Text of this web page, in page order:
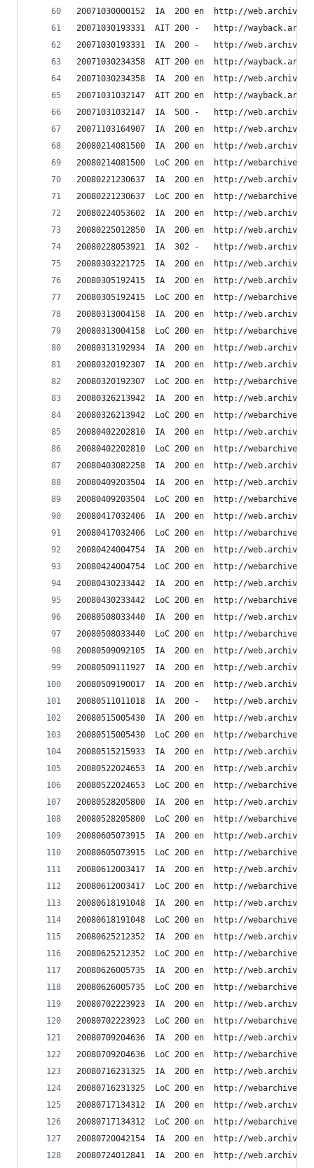
20071030000152	IA	200
20071030193331	AIT	200
20071030193331	IA	200	-
20071030234358	AIT	200
20071030234358	IA	200
20071031032147	AIT	200
20071031032147	IA	500	-
20071103164907	IA	200
20080214081500	IA	200
20080214081500	LoC	200
20080221230637	IA	200
20080221230637	LoC	200
20080224053602	IA	200
20080225012850	IA	200
20080228053921	IA	302	-
20080303221725	IA	200
20080305192415	IA	200
20080305192415	LoC	200
20080313004158	IA	200
20080313004158	LoC	200
20080313192934	IA	200
20080320192307	IA	200
20080320192307	LoC	200
20080326213942	IA	200
20080326213942	LoC	200
20080402202810	IA	200
20080402202810	LoC	200
20080403082258	IA	200
20080409203504	IA	200
20080409203504	LoC	200
20080417032406	IA	200
20080417032406	LoC	200
20080424004754	IA	200
20080424004754	LoC	200
20080430233442	IA	200
20080430233442	LoC	200
20080508033440	IA	200
20080508033440	LoC	200
20080509092105	IA	200
20080509111927	IA	200
20080509190017	IA	200
20080511011018	IA	200	-
20080515005430	IA	200
20080515005430	LoC	200
20080515215933	IA	200
20080522024653	IA	200
20080522024653	LoC	200
20080528205800	IA	200
20080528205800	LoC	200
20080605073915	IA	200
20080605073915	LoC	200
20080612003417	IA	200
20080612003417	LoC	200
20080618191048	IA	200
20080618191048	LoC	200
20080625212352	IA	200
20080625212352	LoC	200
20080626005735	IA	200
20080626005735	LoC	200
20080702223923	IA	200
20080702223923	LoC	200
20080709204636	IA	200
20080709204636	LoC	200
20080716231325	IA	200
20080716231325	LoC	200
20080717134312	IA	200
20080717134312	LoC	200
20080720042154	IA	200
20080724012841	IA	200